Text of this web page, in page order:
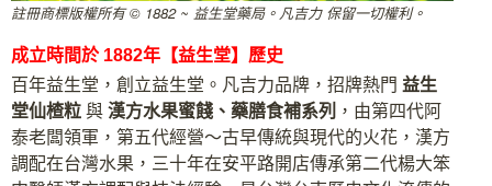
註冊商標版權所有 © 1882 ~ 益生堂藥局。凡吉力 保留一切權利。
成立時間於 1882年 【益生堂】歷史
百年益生堂，創立益生堂。凡吉力品牌，招牌熱門 益生
堂仙楂粒與漢方水果蜜餞、藥膳食補系列 ，由第四代阿
泰老闆領軍，第五代經營～古早傳統與現代的火花，漢方
調配在台灣水果，三十年在安平路開店傳承第二代楊大笨